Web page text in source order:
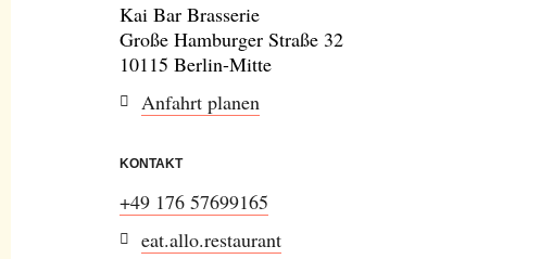
Kai Bar Brasserie
Große Hamburger Straße 32
10115 Berlin-Mitte
Anfahrt planen
KONTAKT
+49 176 57699165
eat.allo.restaurant